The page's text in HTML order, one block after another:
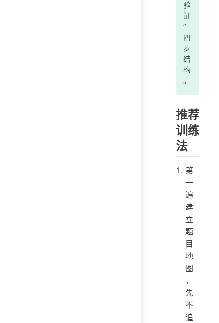
验
证
”
四
步
结
构
。
推荐
训练
法
第
一
遍
建
立
题
目
地
图
，
先
不
追